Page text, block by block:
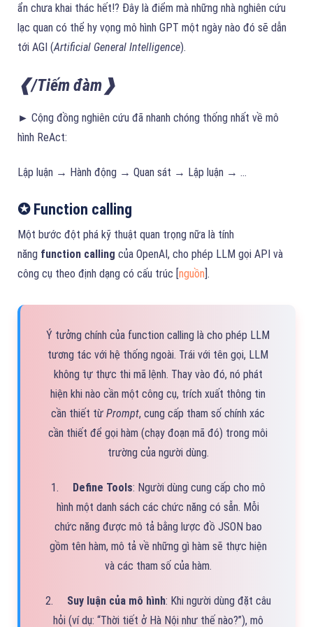
ẩn chưa khai thác hết!? Đây là điểm mà những nhà nghiên cứu
lạc quan có thể hy vọng mô hình GPT một ngày nào đó sẽ dẫn
tới AGI (Artificial General Intelligence).
❰/Tiếm đàm❱
► Cộng đồng nghiên cứu đã nhanh chóng thống nhất về mô
hình ReAct:
Lập luận → Hành động → Quan sát → Lập luận → …
✪ Function calling
Một bước đột phá kỹ thuật quan trọng nữa là tính
năng function calling của OpenAI, cho phép LLM gọi API và
công cụ theo định dạng có cấu trúc [nguồn].
Ý tưởng chính của function calling là cho phép LLM
tương tác với hệ thống ngoài. Trái với tên gọi, LLM
không tự thực thi mã lệnh. Thay vào đó, nó phát
hiện khi nào cần một công cụ, trích xuất thông tin
cần thiết từ Prompt, cung cấp tham số chính xác
cần thiết để gọi hàm (chạy đoạn mã đó) trong môi
trường của người dùng.
1. Define Tools: Người dùng cung cấp cho mô
hình một danh sách các chức năng có sẵn. Mỗi
chức năng được mô tả bằng lược đồ JSON bao
gồm tên hàm, mô tả về những gì hàm sẽ thực hiện
và các tham số của hàm.
2. Suy luận của mô hình: Khi người dùng đặt câu
hỏi (ví dụ: “Thời tiết ở Hà Nội như thế nào?”), mô